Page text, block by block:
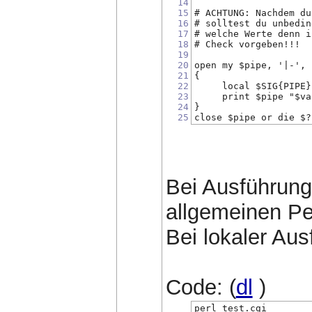
14
15
16
17
18
19
20
21
22
23
24
25
# ACHTUNG:
# solltest du
# welche Werte
# Check vorgeben!!!
open my $pipe, '|-
{
local
print $pipe
}
close $pipe or die
Bei
allgemeinen
Bei lokaler
Code: (dl )
perl test.cgi